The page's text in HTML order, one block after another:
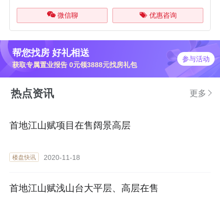
微信聊 优惠咨询
帮您找房 好礼相送
获取专属置业报告 0元领3888元找房礼包
参与活动
热点资讯 更多
首地江山赋项目在售阔景高层
楼盘快讯 2020-11-18
首地江山赋浅山台大平层、高层在售